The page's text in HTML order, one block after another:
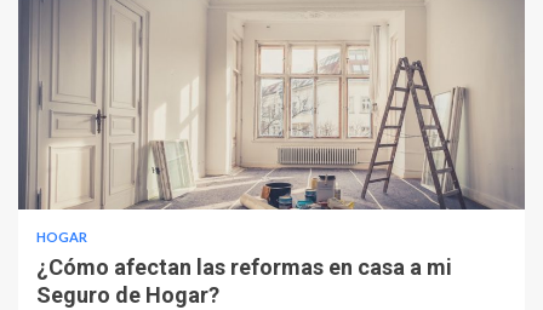
HOGAR
¿Cómo afectan las reformas en casa a mi
Seguro de Hogar?